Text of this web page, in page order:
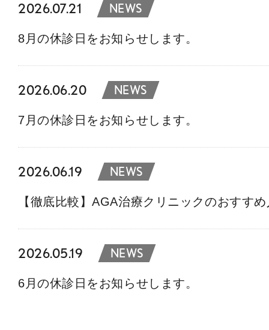
2026.07.21 NEWS
8月の休診日をお知らせします。
2026.06.20 NEWS
7月の休診日をお知らせします。
2026.06.19 NEWS
【徹底比較】AGA治療クリニックのおすす
2026.05.19 NEWS
6月の休診日をお知らせします。